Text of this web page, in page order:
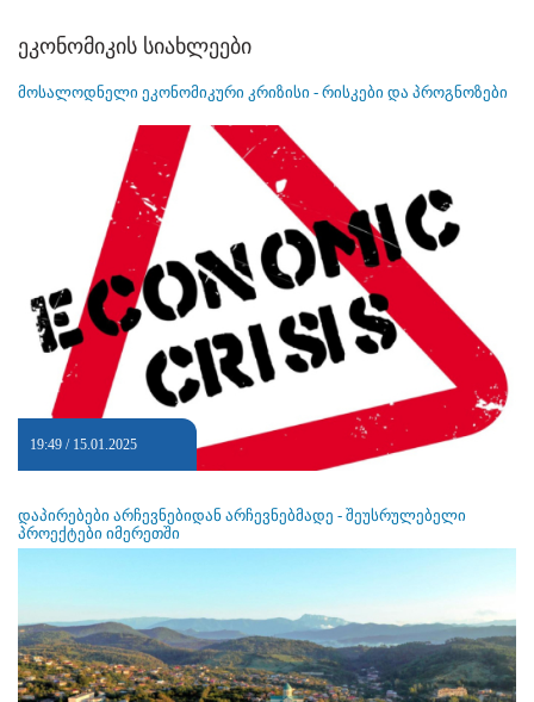
ეკონომიკის სიახლეები
მოსალოდნელი ეკონომიკური კრიზისი - რისკები და პროგნოზები
19:49 / 15.01.2025
დაპირებები არჩევნებიდან არჩევნებმადე - შეუსრულებელი
პროექტები იმერეთში